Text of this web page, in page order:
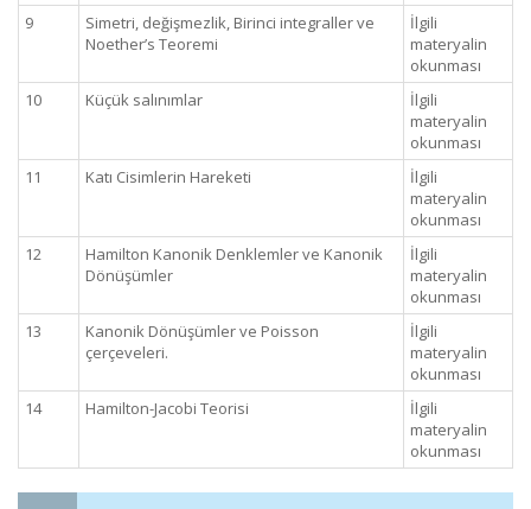
9
Simetri, değişmezlik, Birinci integraller ve
Noether’s Teoremi
İlgili
materyalin
okunması
10
Küçük salınımlar
İlgili
materyalin
okunması
11
Katı Cisimlerin Hareketi
İlgili
materyalin
okunması
12
Hamilton Kanonik Denklemler ve Kanonik
Dönüşümler
İlgili
materyalin
okunması
13
Kanonik Dönüşümler ve Poisson
çerçeveleri.
İlgili
materyalin
okunması
14
Hamilton-Jacobi Teorisi
İlgili
materyalin
okunması